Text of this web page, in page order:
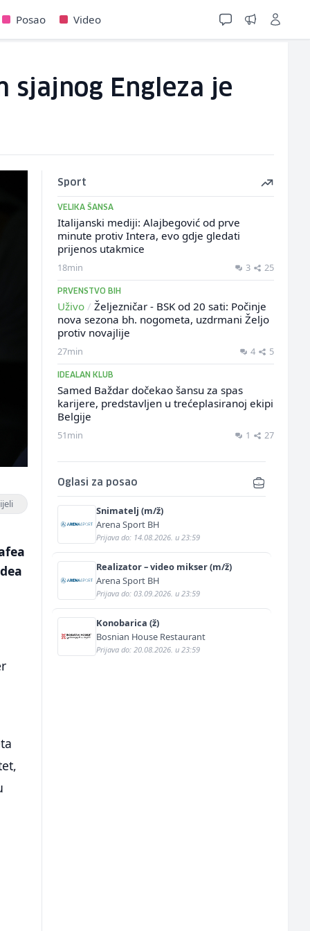
Posao Video
sjajnog Engleza je
Sport
VELIKA ŠANSA
Italijanski mediji: Alajbegović od prve
minute protiv Intera, evo gdje gledati
prijenos utakmice
18min 3 25
PRVENSTVO BIH
Uživo / Željezničar - BSK od 20 sati: Počinje
nova sezona bh. nogometa, uzdrmani Željo
protiv novajlije
27min 4 5
IDEALAN KLUB
Samed Baždar dočekao šansu za spas
karijere, predstavljen u trećeplasiranoj ekipi
Belgije
51min 1 27
Oglasi za posao
Snimatelj (m/ž)
Arena Sport BH
Prijava do: 14.08.2026. u 23:59
Realizator – video mikser (m/ž)
Arena Sport BH
Prijava do: 03.09.2026. u 23:59
Konobarica (ž)
Bosnian House Restaurant
Prijava do: 20.08.2026. u 23:59